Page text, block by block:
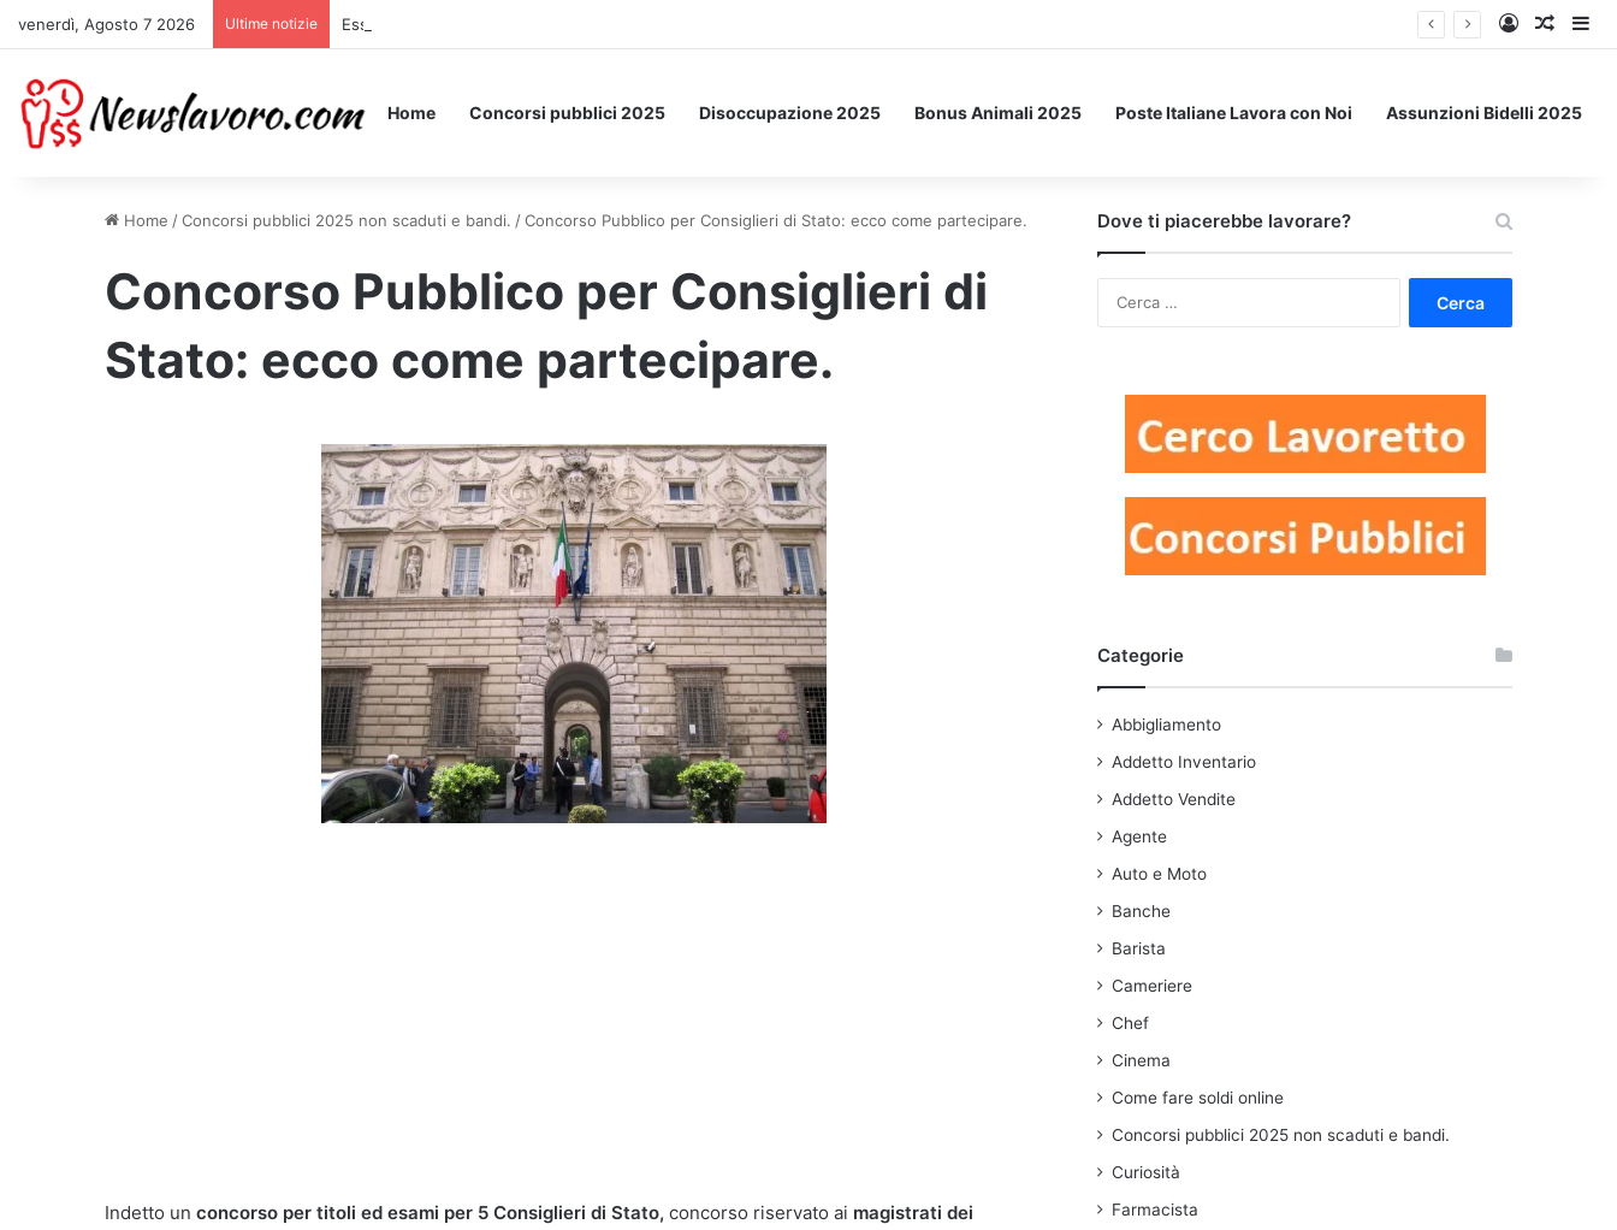
venerdì, Agosto 7 2026 Ultime notizie Essere Pagati per Stare a Letto: ecco l’esperimento spaziale. Accedi
Un
Home Concorsi pubblici 2025 Disoccupazione 2025 Bonus Animali 2025 Poste Italiane Lavora con Noi Assunzioni Bidelli 2025
Home /Concorsi pubblici 2025 non scaduti e bandi. /Concorso Pubblico per Consiglieri di Stato: ecco come partecipare.
Concorso Pubblico per Consiglieri di
Stato: ecco come partecipare.
Indetto un concorso per titoli ed esami per 5 Consiglieri di Stato, concorso riservato ai magistrati dei
Dove ti piacerebbe lavorare?
Categorie
Abbigliamento
Addetto Inventario
Addetto Vendite
Agente
Auto e Moto
Banche
Barista
Cameriere
Chef
Cinema
Come fare soldi online
Concorsi pubblici 2025 non scaduti e bandi.
Curiosità
Farmacista